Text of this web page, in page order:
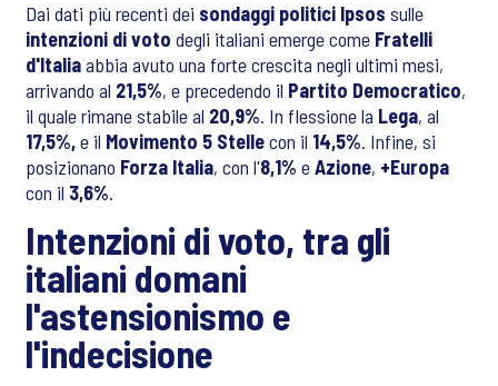
Dai dati più recenti dei sondaggi politici Ipsos sulle
intenzioni di voto degli italiani emerge come Fratelli
d'Italiaabbia avuto una forte crescita negli ultimi mesi,
arrivando al 21,5%, e precedendo il Partito Democratico,
il quale rimane stabile al 20,9%. In flessione la Lega, al
17,5%,e il Movimento 5 Stellecon il 14,5%. Infine, si
posizionano Forza Italia, con l'8,1% eAzione, +Europa
con il 3,6%.
Intenzioni di voto, tra gli
italiani domani
l'astensionismo e
l'indecisione